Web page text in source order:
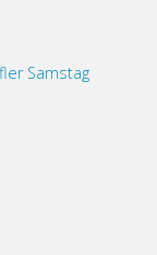
Samstag